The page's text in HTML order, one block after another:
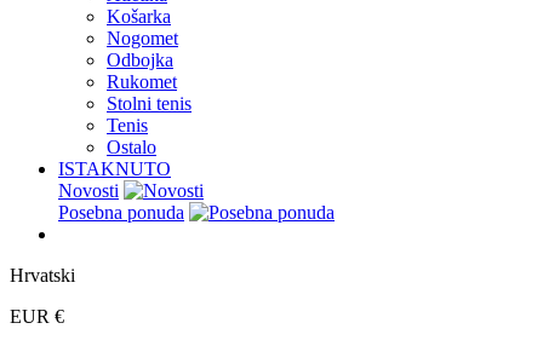
Košarka
Nogomet
Odbojka
Rukomet
Stolni tenis
Tenis
Ostalo
ISTAKNUTO
Novosti
Posebna ponuda
Hrvatski
EUR €